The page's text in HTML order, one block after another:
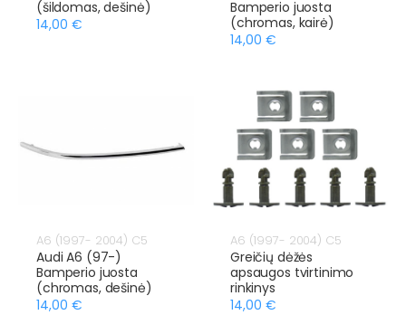
(šildomas, dešinė)
14,00 €
Bamperio juosta
(chromas, kairė)
14,00 €
A6 (1997- 2004) C5
Audi A6 (97-)
Bamperio juosta
(chromas, dešinė)
14,00 €
A6 (1997- 2004) C5
Greičių dėžės
apsaugos tvirtinimo
rinkinys
14,00 €